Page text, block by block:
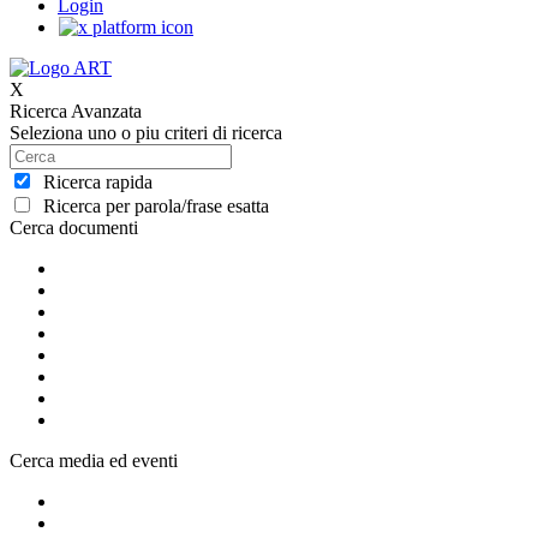
Login
X
Ricerca Avanzata
Seleziona uno o piu criteri di ricerca
Ricerca rapida
Ricerca per parola/frase esatta
Cerca documenti
Cerca media ed eventi